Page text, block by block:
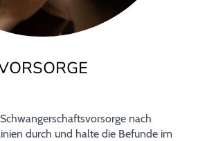
nach
durch und halte die Befunde im